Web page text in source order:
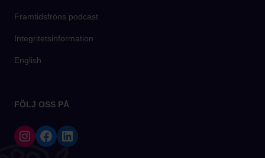
Framtidsfröns podcast
Integritetsinformation
English
FÖLJ OSS PÅ